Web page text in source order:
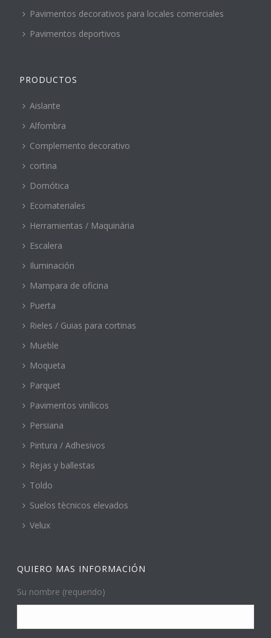
Pavimentos decorativos para locales comerciales
Pavimentos deportivos
PRODUCTOS
Aislante
Alfombra
Complemento decorativo
cortina
Domótica
Ecomateriales
Herramientas / Maquinária
Escalera
Iluminación
Mampara de oficina
Puerta
Rieles / Guias para cortinas
Mueble
Moqueta
Parquet
Pavimentos vinílicos
Persiana
Pintura / Adhesivos
Rejas y ballestas
Toldo
Suelos tècnicos elevados
Velux
QUIERO MAS INFORMACIÓN
Su nombre (requerido)